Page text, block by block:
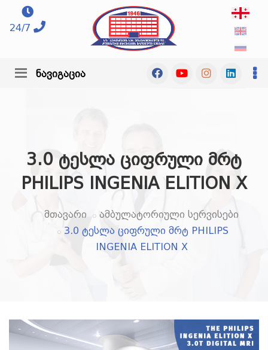
24/7
ნავიგაცია
3.0 ტესლა ციფრული მრტ
PHILIPS INGENIA ELITION X
მთავარი
ამბულატორიული სერვისები
3.0 ტესლა ციფრული მრტ PHILIPS
INGENIA ELITION X